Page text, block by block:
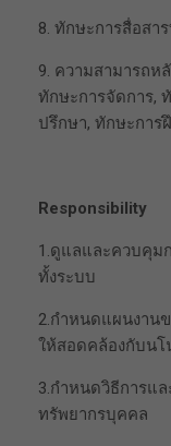
8. ทักษะการสื่อสา
9. ความสามารถห
ทักษะการจัดการ,
ปรึกษา, ทักษะการ
Responsibility
1.ดูแลและควบคุม
ทั้งระบบ
2.กำหนดแผนงาน
ให้สอดคล้องกับน
3.กำหนดวิธีการแ
ทรัพยากรบุคคล